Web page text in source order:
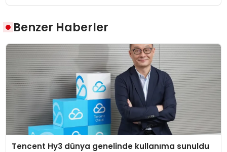
Benzer Haberler
Tencent Hy3 dünya genelinde kullanıma sunuldu